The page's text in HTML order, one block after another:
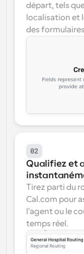
départ, tels
localisation et
des
02
Qualifiez et
Tirez parti du
Cal.com pour
l'agent ou le
temps réel.